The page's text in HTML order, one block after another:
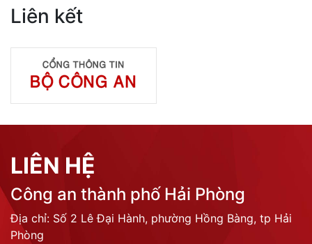
Liên kết
LIÊN HỆ
Công an thành phố Hải Phòng
Địa chỉ: Số 2 Lê Đại Hành, phường Hồng Bàng, tp Hải
Phòng